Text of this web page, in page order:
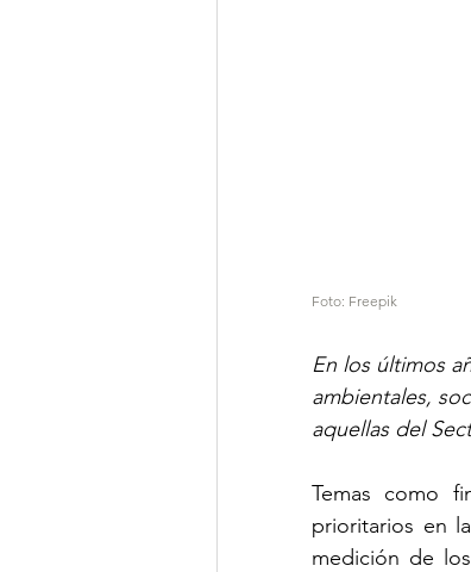
Foto: Freepik
En los últimos
ambientales,
aquellas del
Temas como
prioritarios en
medición de